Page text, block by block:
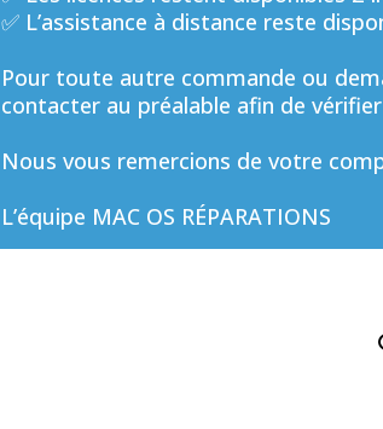
✅ L’assistance à distance reste
Pour toute autre commande ou
contacter au préalable afin de
Nous vous remercions de votre
L’équipe MAC OS RÉPARATIONS